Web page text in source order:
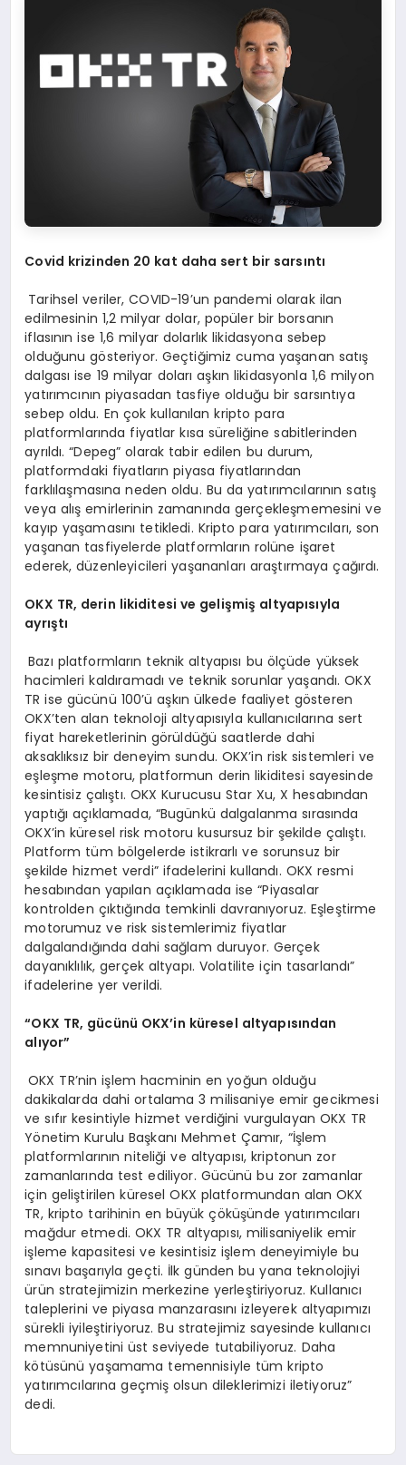
Covid krizinden 20 kat daha sert bir sarsıntı
Tarihsel veriler, COVID-19’un pandemi olarak ilan
edilmesinin 1,2 milyar dolar, popüler bir borsanın
iflasının ise 1,6 milyar dolarlık likidasyona sebep
olduğunu gösteriyor. Geçtiğimiz cuma yaşanan satış
dalgası ise 19 milyar doları aşkın likidasyonla 1,6 milyon
yatırımcının piyasadan tasfiye olduğu bir sarsıntıya
sebep oldu. En çok kullanılan kripto para
platformlarında fiyatlar kısa süreliğine sabitlerinden
ayrıldı. “Depeg” olarak tabir edilen bu durum,
platformdaki fiyatların piyasa fiyatlarından
farklılaşmasına neden oldu. Bu da yatırımcılarının satış
veya alış emirlerinin zamanında gerçekleşmemesini ve
kayıp yaşamasını tetikledi. Kripto para yatırımcıları, son
yaşanan tasfiyelerde platformların rolüne işaret
ederek, düzenleyicileri yaşananları araştırmaya çağırdı.
OKX TR, derin likiditesi ve gelişmiş altyapısıyla
ayrıştı
Bazı platformların teknik altyapısı bu ölçüde yüksek
hacimleri kaldıramadı ve teknik sorunlar yaşandı. OKX
TR ise gücünü 100’ü aşkın ülkede faaliyet gösteren
OKX’ten alan teknoloji altyapısıyla kullanıcılarına sert
fiyat hareketlerinin görüldüğü saatlerde dahi
aksaklıksız bir deneyim sundu. OKX’in risk sistemleri ve
eşleşme motoru, platformun derin likiditesi sayesinde
kesintisiz çalıştı. OKX Kurucusu Star Xu, X hesabından
yaptığı açıklamada, “Bugünkü dalgalanma sırasında
OKX’in küresel risk motoru kusursuz bir şekilde çalıştı.
Platform tüm bölgelerde istikrarlı ve sorunsuz bir
şekilde hizmet verdi” ifadelerini kullandı. OKX resmi
hesabından yapılan açıklamada ise “Piyasalar
kontrolden çıktığında temkinli davranıyoruz. Eşleştirme
motorumuz ve risk sistemlerimiz fiyatlar
dalgalandığında dahi sağlam duruyor. Gerçek
dayanıklılık, gerçek altyapı. Volatilite için tasarlandı”
ifadelerine yer verildi.
“OKX TR, gücünü OKX’in küresel altyapısından
alıyor”
OKX TR’nin işlem hacminin en yoğun olduğu
dakikalarda dahi ortalama 3 milisaniye emir gecikmesi
ve sıfır kesintiyle hizmet verdiğini vurgulayan OKX TR
Yönetim Kurulu Başkanı Mehmet Çamır, “İşlem
platformlarının niteliği ve altyapısı, kriptonun zor
zamanlarında test ediliyor. Gücünü bu zor zamanlar
için geliştirilen küresel OKX platformundan alan OKX
TR, kripto tarihinin en büyük çöküşünde yatırımcıları
mağdur etmedi. OKX TR altyapısı, milisaniyelik emir
işleme kapasitesi ve kesintisiz işlem deneyimiyle bu
sınavı başarıyla geçti. İlk günden bu yana teknolojiyi
ürün stratejimizin merkezine yerleştiriyoruz. Kullanıcı
taleplerini ve piyasa manzarasını izleyerek altyapımızı
sürekli iyileştiriyoruz. Bu stratejimiz sayesinde kullanıcı
memnuniyetini üst seviyede tutabiliyoruz. Daha
kötüsünü yaşamama temennisiyle tüm kripto
yatırımcılarına geçmiş olsun dileklerimizi iletiyoruz”
dedi.